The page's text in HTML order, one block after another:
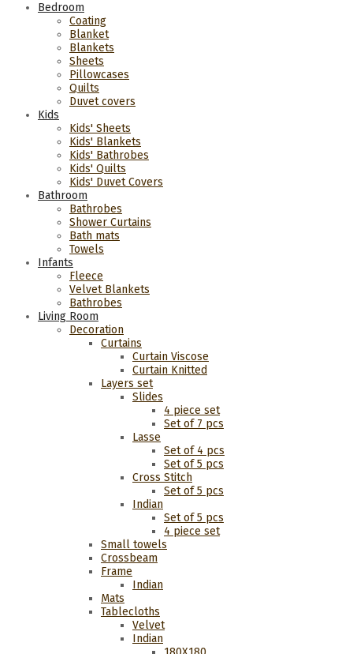
Bedroom
Coating
Blanket
Blankets
Sheets
Pillowcases
Quilts
Duvet covers
Kids
Kids' Sheets
Kids' Blankets
Kids' Bathrobes
Kids' Quilts
Kids' Duvet Covers
Bathroom
Bathrobes
Shower Curtains
Bath mats
Towels
Infants
Fleece
Velvet Blankets
Bathrobes
Living Room
Decoration
Curtains
Curtain Viscose
Curtain Knitted
Layers set
Slides
4 piece set
Set of 7 pcs
Lasse
Set of 4 pcs
Set of 5 pcs
Cross Stitch
Set of 5 pcs
Indian
Set of 5 pcs
4 piece set
Small towels
Crossbeam
Frame
Indian
Mats
Tablecloths
Velvet
Indian